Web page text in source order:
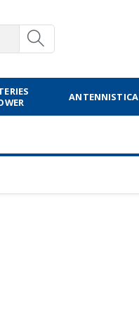
ANTENNISTICA